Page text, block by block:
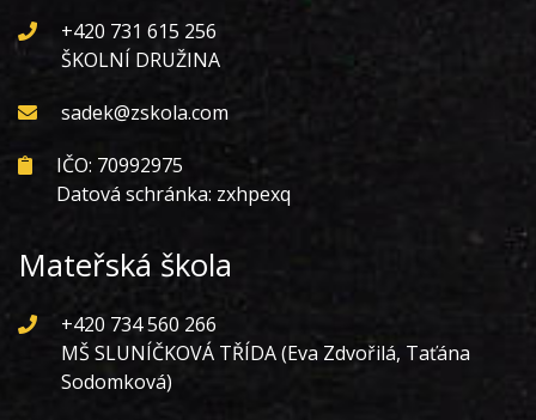
+420 731 615 256
ŠKOLNÍ DRUŽINA
sadek@zskola.com
IČO: 70992975
Datová schránka: zxhpexq
Mateřská škola
+420 734 560 266
MŠ SLUNÍČKOVÁ TŘÍDA (Eva Zdvořilá, Taťána
Sodomková)